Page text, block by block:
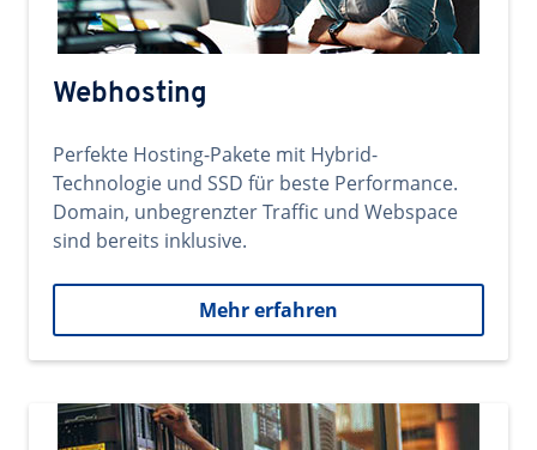
Webhosting
Perfekte Hosting-Pakete mit Hybrid-
Technologie und SSD für beste Performance.
Domain, unbegrenzter Traffic und Webspace
sind bereits inklusive.
Mehr erfahren